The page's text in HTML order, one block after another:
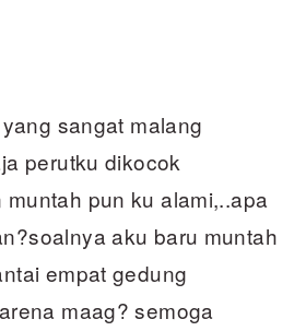
sangat malang
perutku dikocok
pun ku alami,..apa
aku baru muntah
empat gedung
maag? semoga